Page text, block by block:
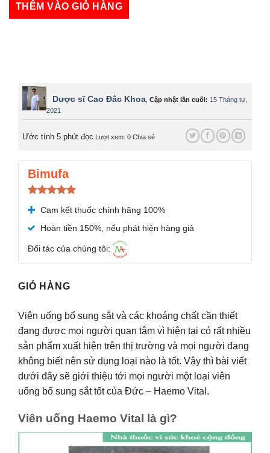
THÊM VÀO GIỎ HÀNG
Dược sĩ Cao Đắc Khoa Cập nhật lần cuối: 15 Tháng tư,
2021
Ước tính 5 phút đọc Lượt xem: 0 Chia sẻ
Bimufa
Được xếp
hạng5.00
5 sao
Cam kết thuốc chính hãng 100%
Hoàn tiền 150%, nếu phát hiện hàng giả
Đối tác của chúng tôi:
GIỎ HÀNG
Viên uống bổ sung sắt và các khoáng chất cần thiết
đang được mọi người quan tâm vì hiện tại có rất nhiều
sản phẩm xuất hiện trên thị trường và mọi người đang
không biết nên sử dụng loại nào là tốt. Vậy thì bài viết
dưới đây sẽ giới thiệu tới mọi người một loại viên
uống bổ sung sắt tốt của Đức – Haemo Vital.
Viên uống Haemo Vital là gì?